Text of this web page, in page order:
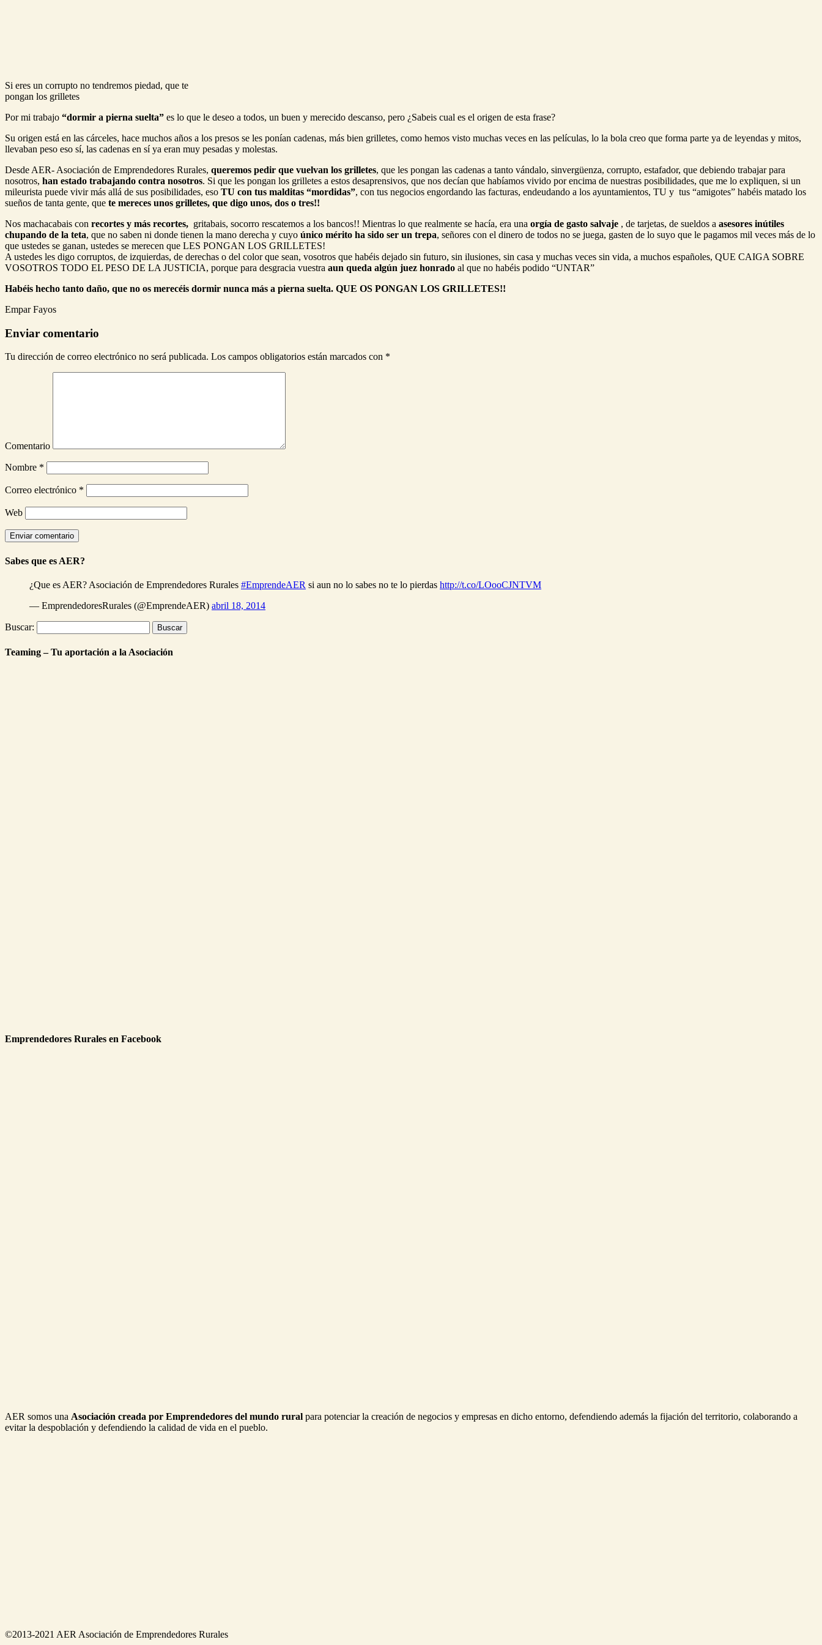
Si eres un corrupto no tendremos piedad, que te
pongan los grilletes
Por mi trabajo “dormir a pierna suelta” es lo que le deseo a todos, un buen y merecido descanso, pero ¿Sabeis cual es el origen de esta frase?
Su origen está en las cárceles, hace muchos años a los presos se les ponían cadenas, más bien grilletes, como hemos visto muchas veces en las películas, lo la bola creo que forma parte ya de leyendas y mitos,
llevaban peso eso sí, las cadenas en sí ya eran muy pesadas y molestas.
Desde AER- Asociación de Emprendedores Rurales, queremos pedir que vuelvan los grilletes, que les pongan las cadenas a tanto vándalo, sinvergüenza, corrupto, estafador, que debiendo trabajar para
nosotros, han estado trabajando contra nosotros. Si que les pongan los grilletes a estos desaprensivos, que nos decían que habíamos vivido por encima de nuestras posibilidades, que me lo expliquen, si un
mileurista puede vivir más allá de sus posibilidades, eso TU con tus malditas “mordidas”, con tus negocios engordando las facturas, endeudando a los ayuntamientos, TU y tus “amigotes” habéis matado los
sueños de tanta gente, que te mereces unos grilletes, que digo unos, dos o tres!!
Nos machacabais con recortes y más recortes, gritabais, socorro rescatemos a los bancos!! Mientras lo que realmente se hacía, era una orgía de gasto salvaje , de tarjetas, de sueldos a asesores inútiles
chupando de la teta, que no saben ni donde tienen la mano derecha y cuyo único mérito ha sido ser un trepa, señores con el dinero de todos no se juega, gasten de lo suyo que le pagamos mil veces más de lo
que ustedes se ganan, ustedes se merecen que LES PONGAN LOS GRILLETES!
A ustedes les digo corruptos, de izquierdas, de derechas o del color que sean, vosotros que habéis dejado sin futuro, sin ilusiones, sin casa y muchas veces sin vida, a muchos españoles, QUE CAIGA SOBRE
VOSOTROS TODO EL PESO DE LA JUSTICIA, porque para desgracia vuestra aun queda algún juez honrado al que no habéis podido “UNTAR”
Habéis hecho tanto daño, que no os merecéis dormir nunca más a pierna suelta. QUE OS PONGAN LOS GRILLETES!!
Empar Fayos
Enviar comentario
Tu dirección de correo electrónico no será publicada. Los campos obligatorios están marcados con *
Comentario
Nombre *
Correo electrónico *
Web
Sabes que es AER?
¿Que es AER? Asociación de Emprendedores Rurales #EmprendeAER si aun no lo sabes no te lo pierdas http://t.co/LOooCJNTVM
— EmprendedoresRurales (@EmprendeAER) abril 18, 2014
Buscar:
Teaming – Tu aportación a la Asociación
Emprendedores Rurales en Facebook
AER somos una Asociación creada por Emprendedores del mundo rural para potenciar la creación de negocios y empresas en dicho entorno, defendiendo además la fijación del territorio, colaborando a
evitar la despoblación y defendiendo la calidad de vida en el pueblo.
©2013-2021 AER Asociación de Emprendedores Rurales